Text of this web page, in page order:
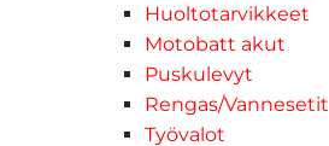
Huoltotarvikkeet
Motobatt akut
Puskulevyt
Rengas/Vannesetit
Työvalot